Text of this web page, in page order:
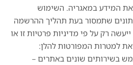
המידע במאגריה. השימוש
שתמסור בעת תהליך ההרשמה
רק על פי מדיניות פרטיות זו או
למטרות המפורטות להלן:
בשירותים שונים באתרים –